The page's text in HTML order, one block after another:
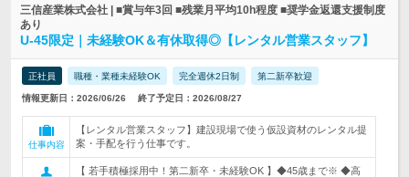
三信産業株式会社 | ■賞与年3回 ■残業月平均10h程度 ■奨学金返還支援制度
あり
U-45限定｜未経験OK＆有休取得◎【レンタル営業スタッフ】
正社員 職種・業種未経験OK 完全週休2日制 第二新卒歓迎
情報更新日：2026/06/26 終了予定日：2026/08/27
仕事内容
【レンタル営業スタッフ】建設現場で使う仮設資材のレンタル提
案・手配を行う仕事です。
【 若手積極採用中！第二新卒・未経験OK 】◆45歳まで※ ◆高